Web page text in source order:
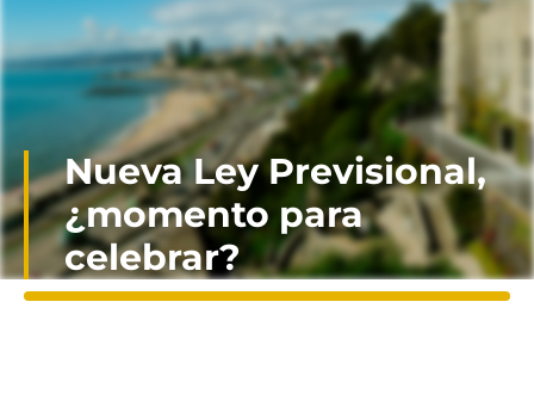
Nueva Ley Previsional,
¿momento para
celebrar?